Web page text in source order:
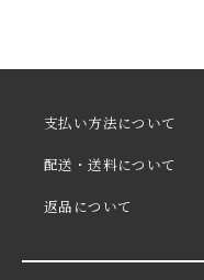
支払い方法について
配送・送料について
返品について